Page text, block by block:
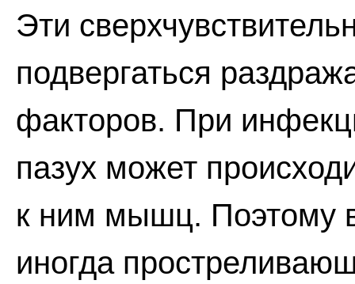
Эти
подвергаться
факторов. При
пазух может
к ним мышц. Поэтому
иногда